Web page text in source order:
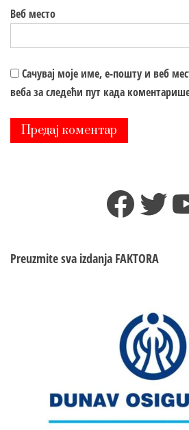
Веб место
Сачувај моје име, е-пошту и веб
веба за следећи пут када
Preuzmite sva izdanja FAKTORA